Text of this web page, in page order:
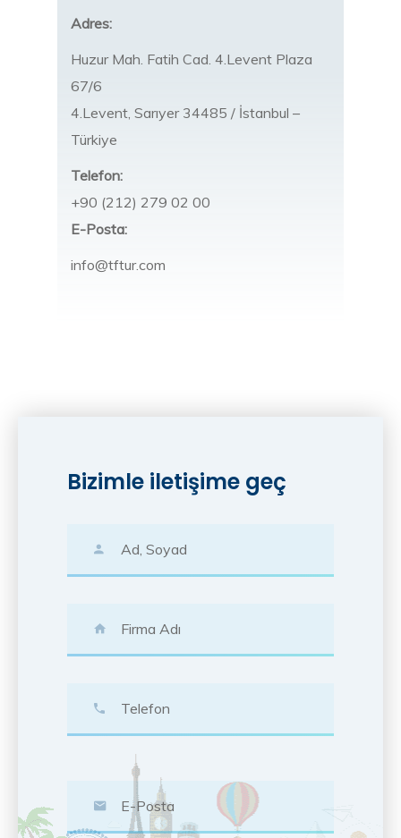
Adres:
Huzur Mah. Fatih Cad. 4.Levent Plaza
67/6
4.Levent, Sarıyer 34485 / İstanbul –
Türkiye
Telefon:
+90 (212) 279 02 00
E-Posta:
info@tftur.com
Bizimle iletişime geç